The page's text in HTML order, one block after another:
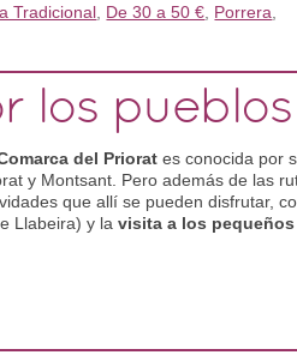
Tradicional De 30 a 50 € Porrera
los
del Priorates conocida por
y Montsant. Pero además de las
que allí se pueden disfrutar,
Llabeira) y lavisita a los